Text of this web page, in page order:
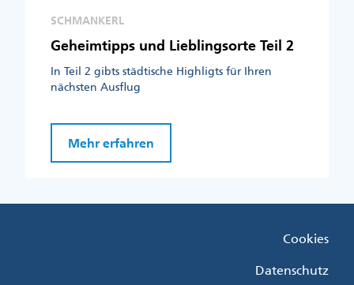
SCHMANKERL
Geheimtipps und Lieblingsorte Teil 2
In Teil 2 gibts städtische Highligts für Ihren
nächsten Ausflug
Mehr erfahren
Cookies
Datenschutz